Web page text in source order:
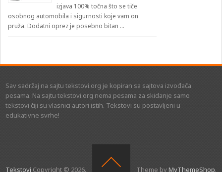
izjava 100% točna što se tiče
osobnog automobila i sigurnosti koje vam on
pruža. Dodatni oprez je posebno bitan …
Sav sadržaj na sajtu tekstovi.org je kopiran sa sajtova izvođača
pesama. Na sajtu tekstovi.org nema pesama za skidanje samo
tekstovi čiji su vlasnici autori istih. Tekstovi su postavljeni u
edukativne svrhe!
Tekstovi Copyright © 2026. Theme byMyThemeShop.